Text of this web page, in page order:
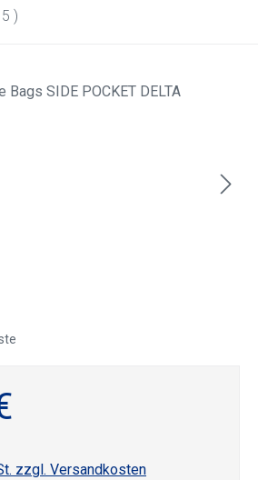
)
zzgl. Versandkosten